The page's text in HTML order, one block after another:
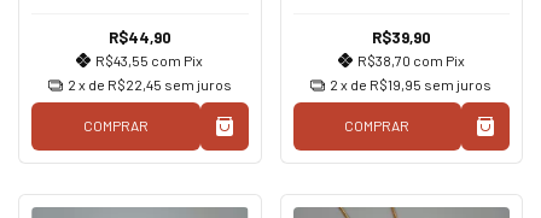
R$44,90
R$43,55 com Pix
2 x de R$22,45 sem juros
COMPRAR
R$39,90
R$38,70 com Pix
2 x de R$19,95 sem juros
COMPRAR